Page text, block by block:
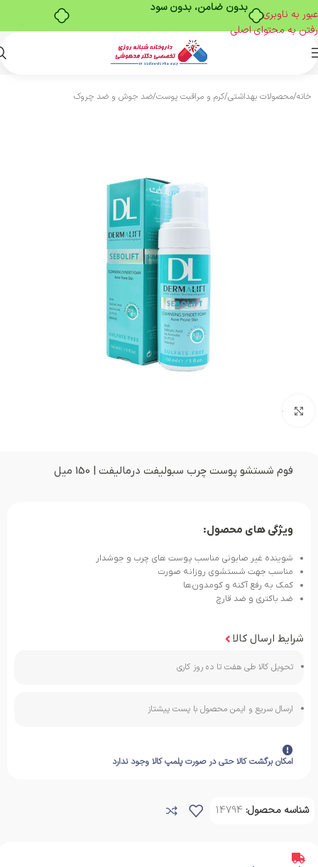
بدون ضامن، بدون سود
عبور به ناوبری
رفتن به محتوای اصلی
خانه/محصولات بهداشتی/کرم و مراقبت پوست/ضد جوش و ضد چروک
بزرگنمایی تصویر
فوم شستشو پوست چرب سبولیفت درمالیفت | 150 میل
ویژگی های محصول:
شوینده غیر صابونی مناسب پوست های چرب و جوشدار
مناسب جهت شستشوی روزانه صورت
کمک به رفع آکنه و کومدون‌ها
ضد باکتری و ضد قارچ
شرایط ارسال کالا
تحویل کالا طی هفت تا ده روز کاری
ارسال سریع و ایمن محصول با پست پیشتاز
امکان برگشت کالا حتی در صورت پلمپ کالا وجود ندارد
شناسه محصول: 14794